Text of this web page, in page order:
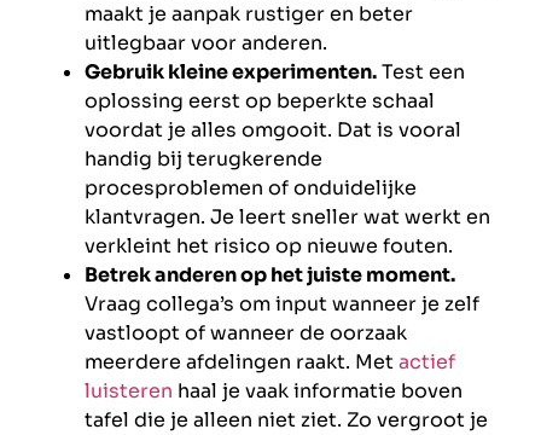
maakt je aanpak rustiger en beter
uitlegbaar voor anderen.
Gebruik kleine experimenten.Test een
oplossing eerst op beperkte schaal
voordat je alles omgooit. Dat is vooral
handig bij terugkerende
procesproblemen of onduidelijke
klantvragen. Je leert sneller wat werkt en
verkleint het risico op nieuwe fouten.
Betrek anderen op het juiste moment.
Vraag collega’s om input wanneer je zelf
vastloopt of wanneer de oorzaak
meerdere afdelingen raakt. Metactief
luisteren haal je vaak informatie boven
tafel die je alleen niet ziet. Zo vergroot je